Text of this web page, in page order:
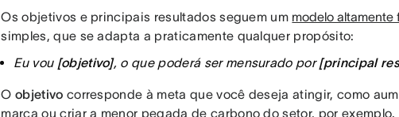
Os objetivos e principais resultados seguem um modelo altamente
simples, que se adapta a praticamente qualquer propósito:
Eu vou [objetivo], o que poderá ser mensurado por[principal
O objetivo corresponde à meta que você deseja atingir, como
marca ou criar a menor pegada de carbono do setor, por exemplo.